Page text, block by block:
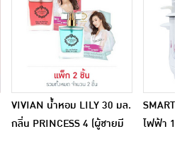
VIVIAN น้ำหอม LILY 30 มล.
กลิ่น PRINCESS 4 (ผู้ชายมี
ไฟฟ้า 1